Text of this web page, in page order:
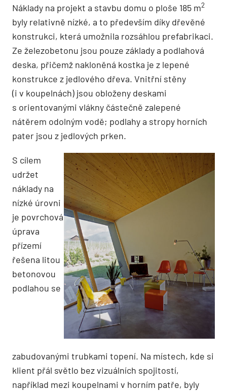
Náklady na projekt a stavbu domu o ploše 185 m2
byly relativně nízké, a to především díky dřevěné
konstrukci, která umožnila rozsáhlou prefabrikaci.
Ze železobetonu jsou pouze základy a podlahová
deska, přičemž nakloněná kostka je z lepené
konstrukce z jedlového dřeva. Vnitřní stěny
(i v koupelnách) jsou obloženy deskami
s orientovanými vlákny částečně zalepené
nátěrem odolným vodě; podlahy a stropy horních
pater jsou z jedlových prken.
S cílem
udržet
náklady na
nízké úrovni
je povrchová
úprava
přízemí
řešena litou
betonovou
podlahou se
zabudovanými trubkami topení. Na místech, kde si
klient přál světlo bez vizuálních spojitostí,
například mezi koupelnami v horním patře, byly